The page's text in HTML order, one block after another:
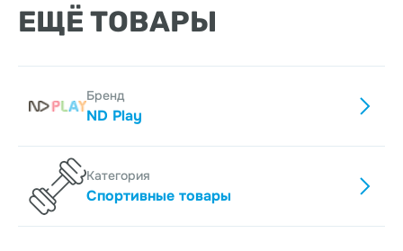
ЕЩЁ ТОВАРЫ
Бренд
ND Play
Категория
Спортивные товары